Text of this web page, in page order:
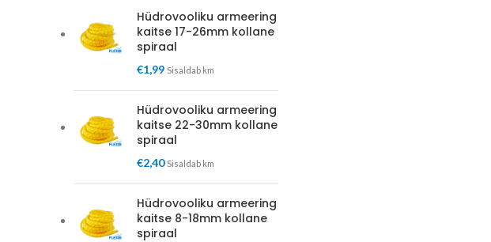
Hüdrovooliku armeering
kaitse 17-26mm kollane
spiraal
€1,99 Sisaldab km
Hüdrovooliku armeering
kaitse 22-30mm kollane
spiraal
€2,40 Sisaldab km
Hüdrovooliku armeering
kaitse 8-18mm kollane
spiraal